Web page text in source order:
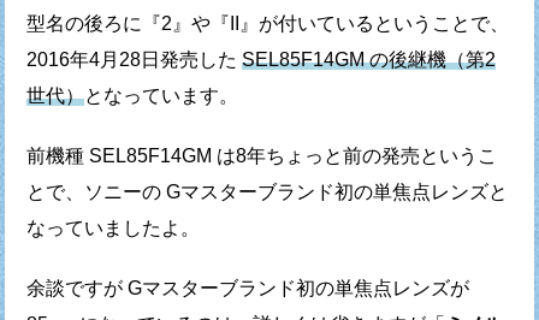
型名の後ろに『2』や『II』が付いているということで、
2016年4月28日発売した SEL85F14GM の後継機（第2
世代）となっています。
前機種 SEL85F14GM は8年ちょっと前の発売というこ
とで、
ソニーの Gマスターブランド初の単焦点レンズと
なっていましたよ。
余談ですが Gマスターブランド初の単焦点レンズが